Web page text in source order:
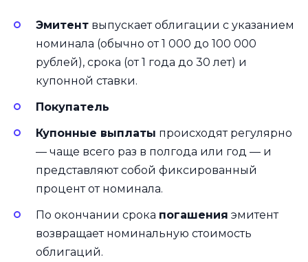
Эмитент выпускает облигации с указанием
номинала (обычно от 1 000 до 100 000
рублей), срока (от 1 года до 30 лет) и
купонной ставки.
Покупатель
Купонные выплаты происходят регулярно
— чаще всего раз в полгода или год — и
представляют собой фиксированный
процент от номинала.
По окончании срока погашения эмитент
возвращает номинальную стоимость
облигаций.